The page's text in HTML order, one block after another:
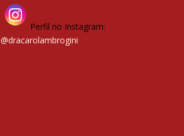
Perfil no Instagram:
@dracarolambrogini